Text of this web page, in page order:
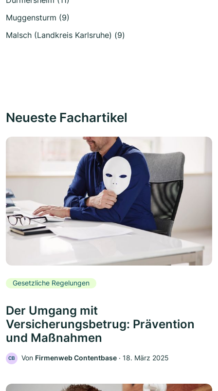
Muggensturm (9)
Malsch (Landkreis Karlsruhe) (9)
Neueste Fachartikel
Gesetzliche Regelungen
Der Umgang mit
Versicherungsbetrug: Prävention
und Maßnahmen
CB Von Firmenweb Contentbase ‧ 18. März 2025